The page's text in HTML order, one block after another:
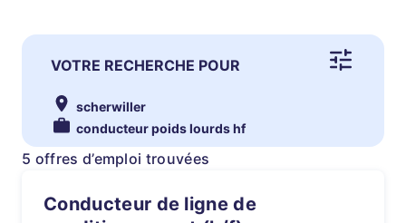
VOTRE RECHERCHE POUR
scherwiller
conducteur poids lourds hf
5 offres d’emploi trouvées
Conducteur de ligne de